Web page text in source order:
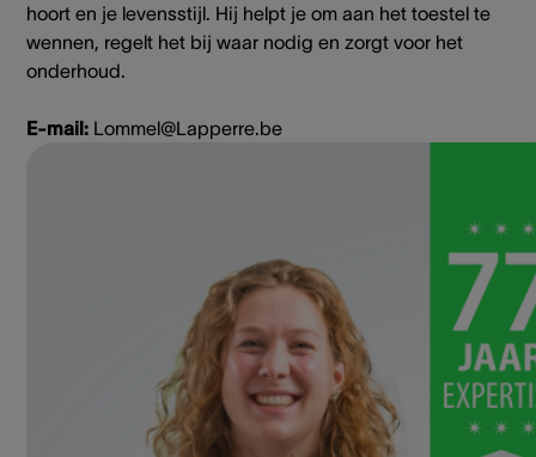
hoort en je levensstijl. Hij helpt je om aan het toestel te
wennen, regelt het bij waar nodig en zorgt voor het
onderhoud.
E-mail: Lommel@Lapperre.be